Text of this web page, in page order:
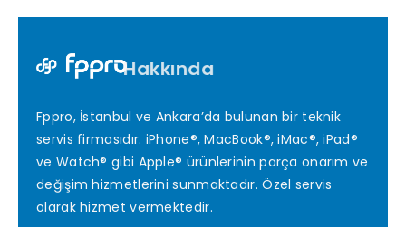
Hakkında
Fppro, İstanbul ve Ankara’da bulunan bir teknik
servis firmasıdır. iPhone®, MacBook®, iMac®, iPad®
ve Watch® gibi Apple® ürünlerinin parça onarım ve
değişim hizmetlerini sunmaktadır. Özel servis
olarak hizmet vermektedir.